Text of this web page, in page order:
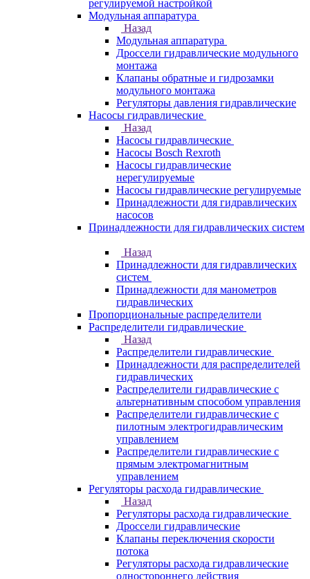
регулируемой настройкой
Модульная аппаратура
Назад
Модульная аппаратура
Дроссели гидравлические модульного
монтажа
Клапаны обратные и гидрозамки
модульного монтажа
Регуляторы давления гидравлические
Насосы гидравлические
Назад
Насосы гидравлические
Насосы Bosch Rexroth
Насосы гидравлические
нерегулируемые
Насосы гидравлические регулируемые
Принадлежности для гидравлических
насосов
Принадлежности для гидравлических систем
Назад
Принадлежности для гидравлических
систем
Принадлежности для манометров
гидравлических
Пропорциональные распределители
Распределители гидравлические
Назад
Распределители гидравлические
Принадлежности для распределителей
гидравлических
Распределители гидравлические с
альтернативным способом управления
Распределители гидравлические с
пилотным электрогидравлическим
управлением
Распределители гидравлические с
прямым электромагнитным
управлением
Регуляторы расхода гидравлические
Назад
Регуляторы расхода гидравлические
Дроссели гидравлические
Клапаны переключения скорости
потока
Регуляторы расхода гидравлические
одностороннего действия